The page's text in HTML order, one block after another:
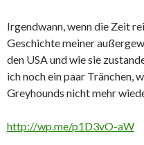
Irgendwann, wenn die Zeit
Geschichte meiner
den USA und wie sie
ich noch ein paar Tränchen,
Greyhounds nicht mehr
http://wp.me/p1D3vO-aW